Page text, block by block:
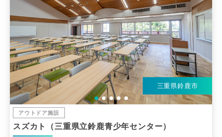
三重県鈴鹿市
アウトドア施設
スズカト（三重県立鈴鹿青少年センター）